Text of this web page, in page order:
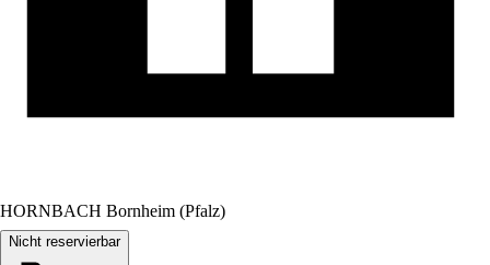
HORNBACH Bornheim (Pfalz)
Nicht reservierbar